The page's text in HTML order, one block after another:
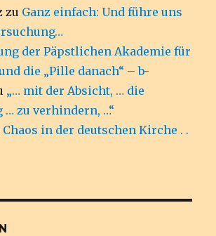
zu Ganz einfach: Und führe uns
der Päpstlichen Akademie für
die „Pille danach“ – b-
„… mit der Absicht, … die
zu verhindern, …“
Chaos in der deutschen Kirche . .